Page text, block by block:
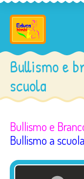
Bullismo e
scuola
Bullismo e
Bullismo a scuola